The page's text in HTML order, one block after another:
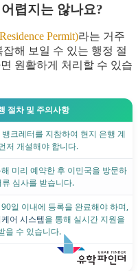
렵지는 않나요?
Permit)라는 거주
해 보일 수 있는 행정 절
원활하게 처리할 수 있습
절차 및 주의사항
크레터를 지참하여 현지 은행 계
저 개설해야 합니다.
미리 예약한 후 이민국을 방문하
류 심사를 받습니다.
일 이내에 등록을 완료해야 하며,
어 시스템을 통해 실시간 지원을
을 수 있습니다.